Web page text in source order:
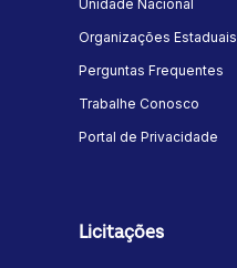
Unidade Nacional
Organizações Estaduais
Perguntas Frequentes
Trabalhe Conosco
Portal de Privacidade
Licitações